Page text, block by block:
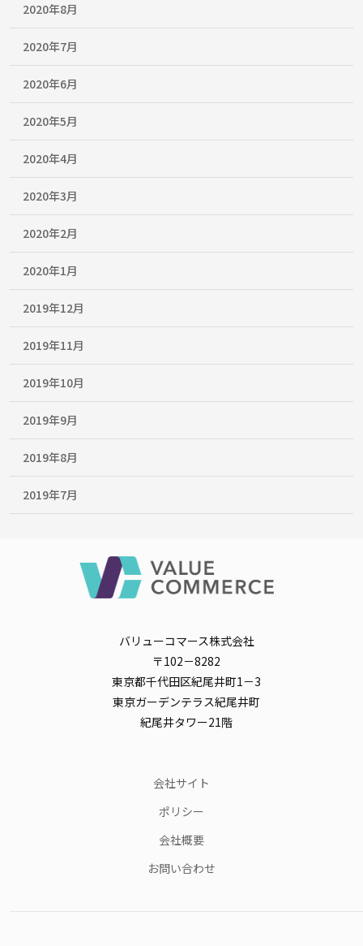
2020年8月
2020年7月
2020年6月
2020年5月
2020年4月
2020年3月
2020年2月
2020年1月
2019年12月
2019年11月
2019年10月
2019年9月
2019年8月
2019年7月
バリューコマース株式会社
〒102－8282
東京都千代田区紀尾井町1－3
東京ガーデンテラス紀尾井町
紀尾井タワー21階
会社サイト
ポリシー
会社概要
お問い合わせ